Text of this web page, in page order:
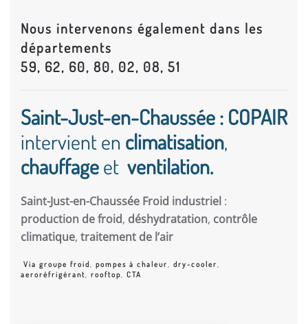
Nous intervenons également dans les
départements
59, 62, 60, 80, 02, 08, 51
Saint-Just-en-Chaussée : COPAIR
intervient en climatisation,
chauffageet ventilation.
Saint-Just-en-Chaussée Froid industriel :
production de froid, déshydratation, contrôle
climatique, traitement de l’air
Via groupe froid, pompes à chaleur, dry-cooler,
aeroréfrigérant, rooftop, CTA